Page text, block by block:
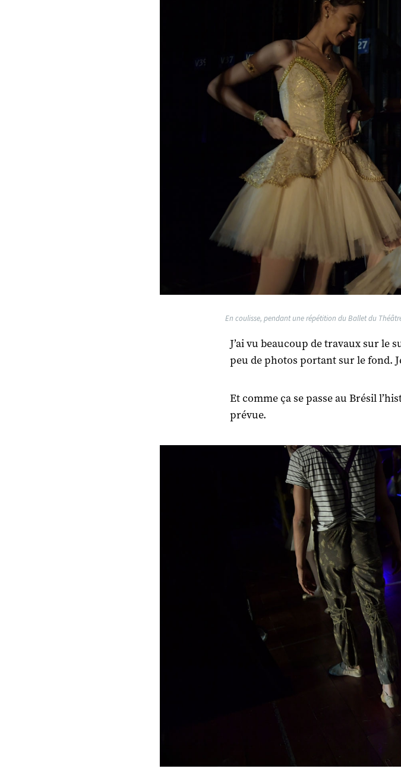
En coulisse, pendant une répétition du Ballet du
J’ai vu beaucoup de travaux sur le
peu de photos portant sur le fond.
Et comme ça se passe au Brésil
prévue.